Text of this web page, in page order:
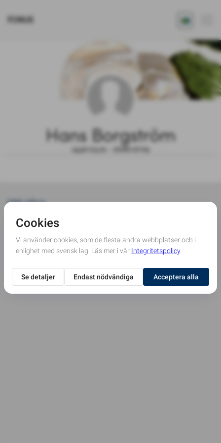
FONUS
Hans Borgström
1930.03.21 - 2026.07.05
Välj gåva
Möjlighet till donation har löpt ut 2026-07-28
VänligenKontakta administratören här.